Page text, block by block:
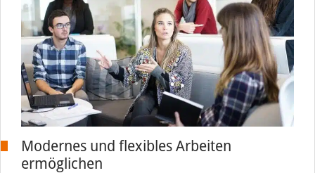
Modernes und flexibles Arbeiten
ermöglichen